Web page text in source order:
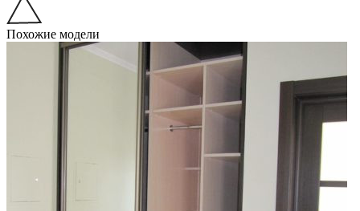
Похожие модели